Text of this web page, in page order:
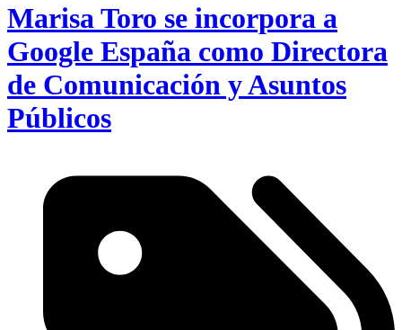
Marisa Toro se incorpora a
Google España como Directora
de Comunicación y Asuntos
Públicos